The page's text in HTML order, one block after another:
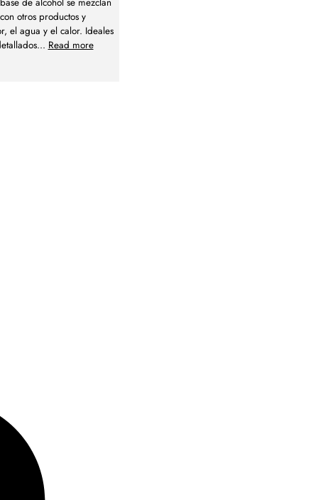
otros productos y
el agua y el calor. Ideales
... Read more